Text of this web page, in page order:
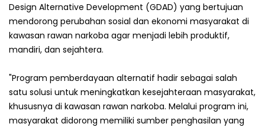
Design Alternative Development (GDAD) yang bertujuan
mendorong perubahan sosial dan ekonomi masyarakat di
kawasan rawan narkoba agar menjadi lebih produktif,
mandiri, dan sejahtera.
‎"Program pemberdayaan alternatif hadir sebagai salah
satu solusi untuk meningkatkan kesejahteraan masyarakat,
khususnya di kawasan rawan narkoba. Melalui program ini,
masyarakat didorong memiliki sumber penghasilan yang